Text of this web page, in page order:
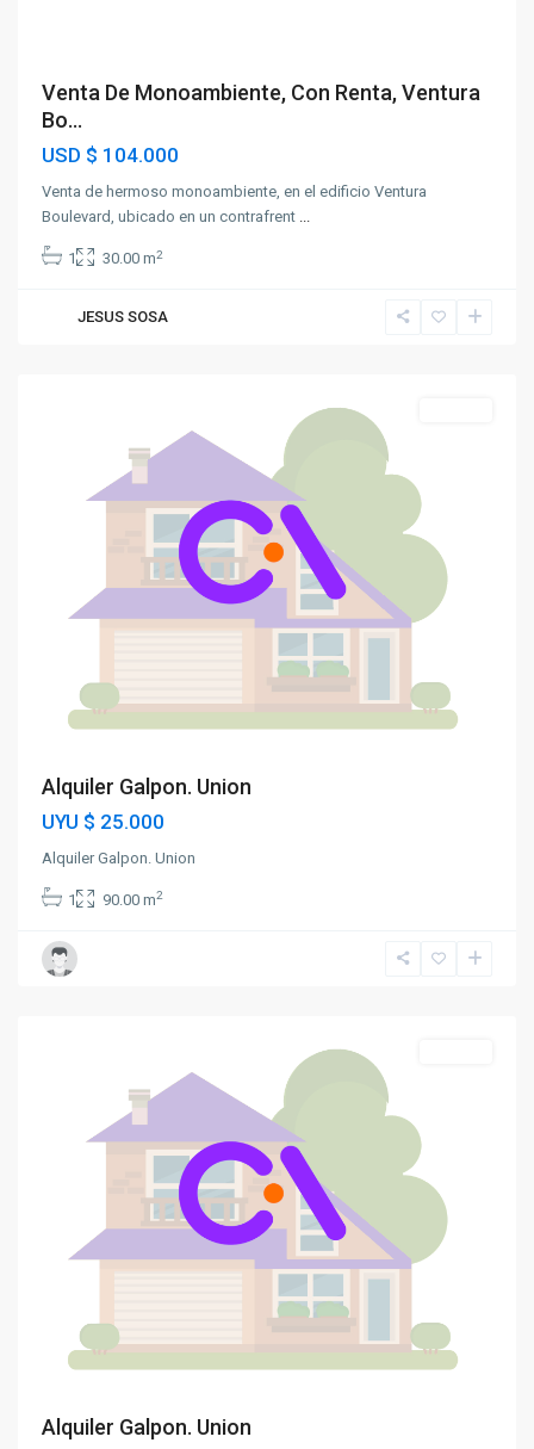
Venta De Monoambiente, Con Renta, Ventura
Bo...
USD $ 104.000
Venta de hermoso monoambiente, en el edificio Ventura
Boulevard, ubicado en un contrafrent ...
1 30.00 m2
JESUS SOSA
Alquiler Galpon. Union
UYU $ 25.000
Alquiler Galpon. Union
1 90.00 m2
Alquiler Galpon. Union